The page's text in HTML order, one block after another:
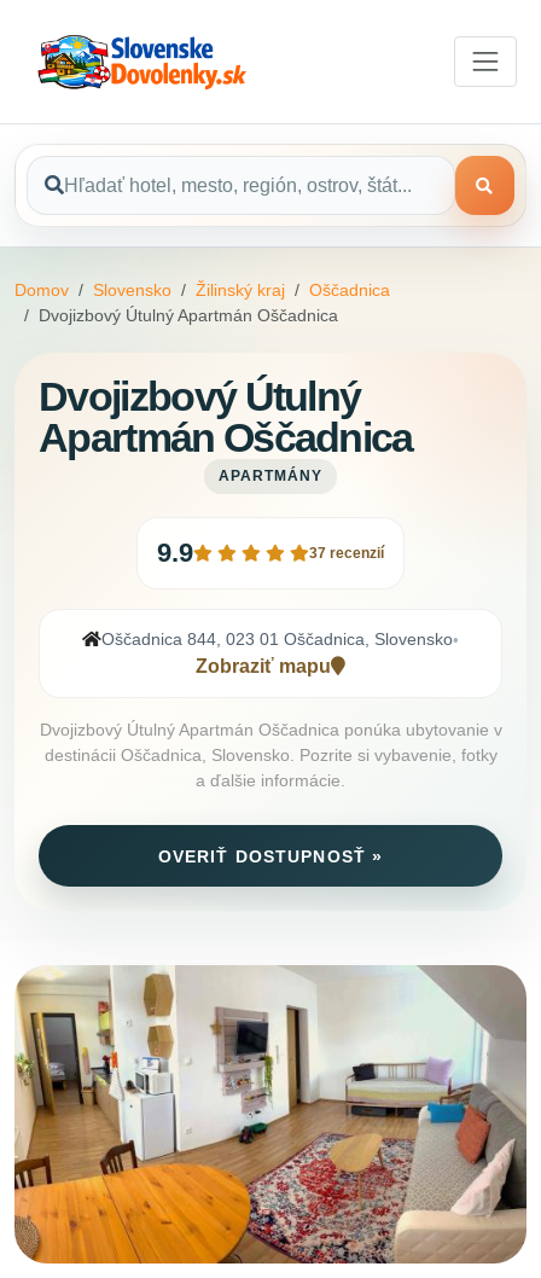
Domov Slovensko Žilinský kraj
Oščadnica
Dvojizbový Útulný Apartmán Oščadnica
Dvojizbový Útulný
Apartmán Oščadnica
APARTMÁNY
9.9 37 recenzií
Oščadnica 844, 023 01 Oščadnica, Slovensko•
Zobraziť mapu
Dvojizbový Útulný Apartmán Oščadnica ponúka ubytovanie v
destinácii Oščadnica, Slovensko. Pozrite si vybavenie, fotky
a ďalšie informácie.
OVERIŤ DOSTUPNOSŤ »